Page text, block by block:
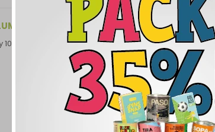
Nueva Helvecia - Colonia.